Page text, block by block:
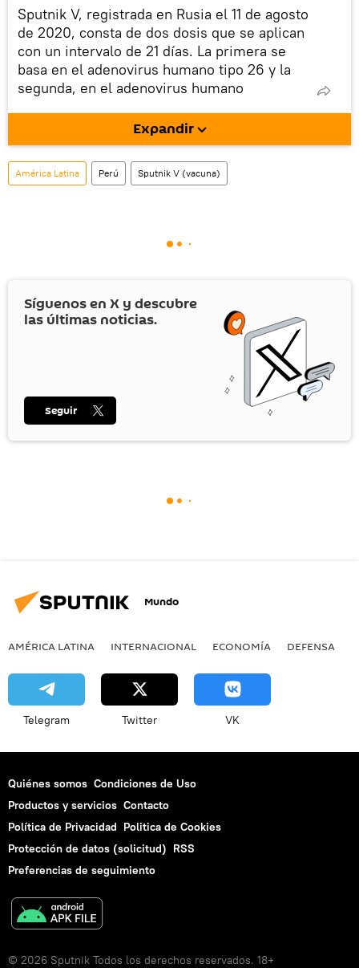
Sputnik V, registrada en Rusia el 11 de agosto
de 2020, consta de dos dosis que se aplican
con un intervalo de 21 días. La primera se
basa en el adenovirus humano tipo 26 y la
segunda, en el adenovirus humano
A principios de febrero, la revista científica
británicaThe Lancet publicó los resultados
provisionales de la tercera fase del ensayo
clínico de la vacuna rusa, que confirmaron
Europa, Asia, África y América, entre ellos
Expandir
América Latina Perú Sputnik V (vacuna)
Síguenos en X y descubre
las últimas noticias.
Seguir
Mundo
AMÉRICA LATINA INTERNACIONAL ECONOMÍA DEFENSA
Telegram Twitter VK
Quiénes somos Condiciones de Uso
Productos y servicios Contacto
Política de Privacidad Politica de Cookies
Protección de datos (solicitud) RSS
Preferencias de seguimiento
© 2026 Sputnik Todos los derechos reservados. 18+